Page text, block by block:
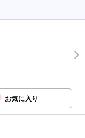
お気に入り